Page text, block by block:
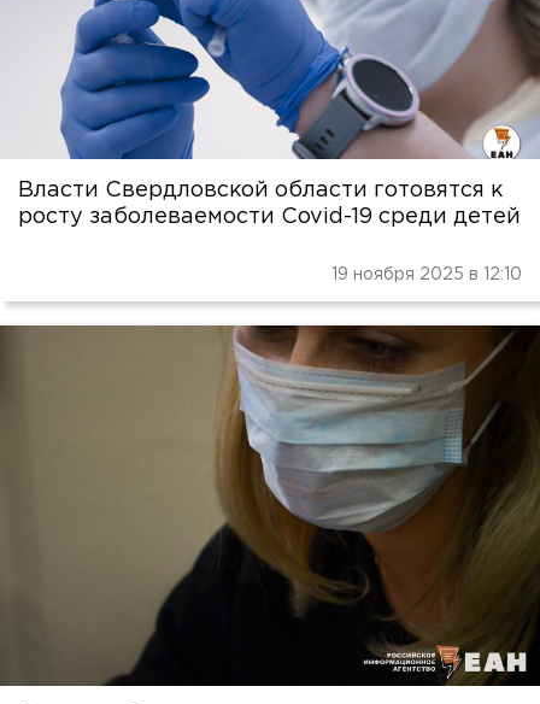
Власти Свердловской области готовятся к
росту заболеваемости Covid-19 среди детей
19 ноября 2025 в 12:10